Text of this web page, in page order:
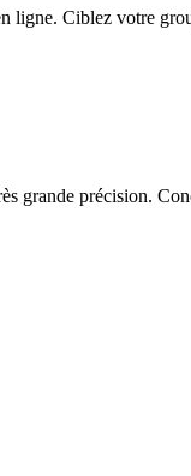
ligne. Ciblez votre
grande précision.